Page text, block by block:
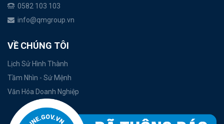
0582 103 103
info@qmgroup.vn
VỀ CHÚNG TÔI
Lịch Sử Hình Thành
Tầm Nhìn - Sứ Mệnh
Văn Hóa Doanh Nghiệp